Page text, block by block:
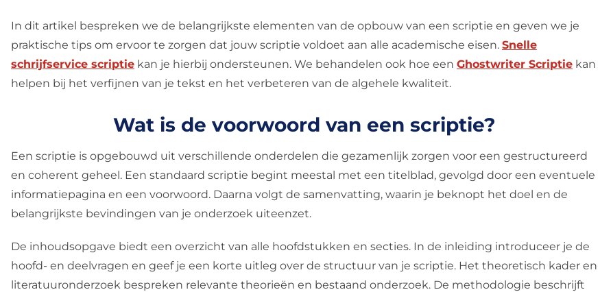
In dit artikel bespreken we de belangrijkste elementen van de opbouw van een scriptie en geven we je
praktische tips om ervoor te zorgen dat jouw scriptie voldoet aan alle academische eisen. Snelle
schrijfservice scriptiekan je hierbij ondersteunen. We behandelen ook hoe een Ghostwriter Scriptiekan
helpen bij het verfijnen van je tekst en het verbeteren van de algehele kwaliteit.
Wat is de voorwoord van een scriptie?
Een scriptie is opgebouwd uit verschillende onderdelen die gezamenlijk zorgen voor een gestructureerd
en coherent geheel. Een standaard scriptie begint meestal met een titelblad, gevolgd door een eventuele
informatiepagina en een voorwoord. Daarna volgt de samenvatting, waarin je beknopt het doel en de
belangrijkste bevindingen van je onderzoek uiteenzet.
De inhoudsopgave biedt een overzicht van alle hoofdstukken en secties. In de inleiding introduceer je de
hoofd- en deelvragen en geef je een korte uitleg over de structuur van je scriptie. Het theoretisch kader en
literatuuronderzoek bespreken relevante theorieën en bestaand onderzoek. De methodologie beschrijft